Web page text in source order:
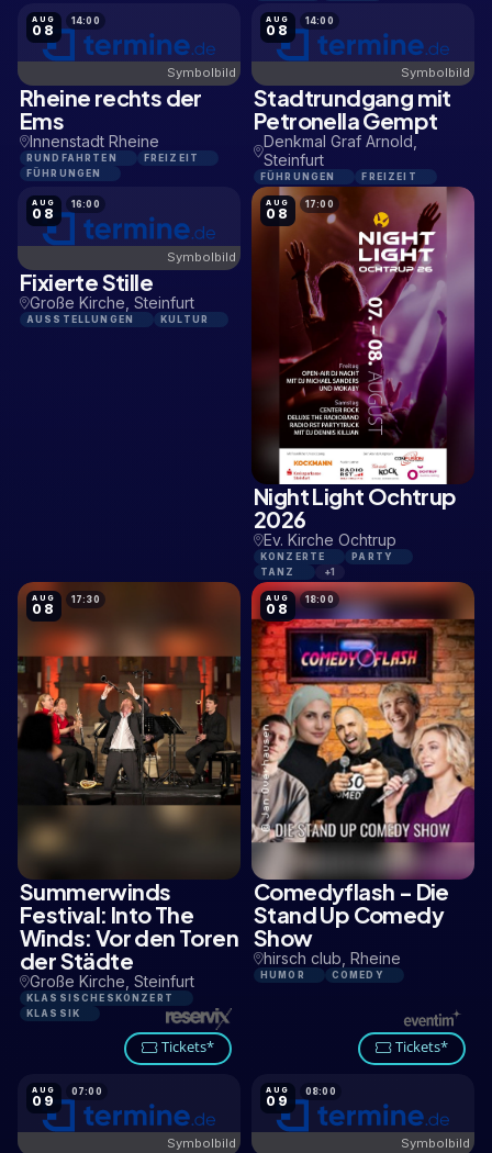
AUG
08
14:00
0,2 KM
Symbolbild
Rheine rechts der
Ems
Innenstadt Rheine
RUNDFAHRTEN
FREIZEIT
FÜHRUNGEN
AUG
08
14:00
16,2 KM
Symbolbild
Stadtrundgang mit
Petronella Gempt
Denkmal Graf Arnold,
Steinfurt
FÜHRUNGEN FREIZEIT
AUG
08
16:00
16,5 KM
Symbolbild
Fixierte Stille
Große Kirche, Steinfurt
AUSSTELLUNGEN KULTUR
AUG
08
17:00
18,9 KM
Night Light Ochtrup
2026
Ev. Kirche Ochtrup
KONZERTE
PARTY
TANZ
+1
AUG
08
17:30
16,5 KM
Summerwinds
Festival: Into The
Winds: Vor den Toren
der Städte
Große Kirche, Steinfurt
KLASSISCHESKONZERT
KLASSIK
Tickets*
AUG
08
18:00
0,2 KM
Comedyflash - Die
Stand Up Comedy
Show
hirsch club, Rheine
HUMOR COMEDY
Tickets*
AUG
09
07:00
Symbolbild
AUG
09
08:00
Symbolbild